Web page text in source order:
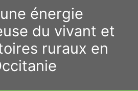
énergie
du vivant et
ruraux en